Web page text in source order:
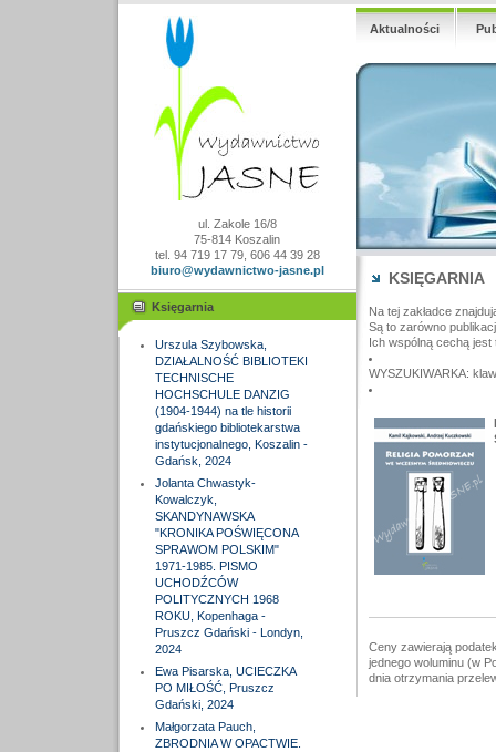
ul. Zakole 16/8
75-814 Koszalin
tel. 94 719 17 79, 606 44 39 28
biuro@wydawnictwo-jasne.pl
Księgarnia
Urszula Szybowska,
DZIAŁALNOŚĆ BIBLIOTEKI
TECHNISCHE
HOCHSCHULE DANZIG
(1904-1944) na tle historii
gdańskiego bibliotekarstwa
instytucjonalnego, Koszalin -
Gdańsk, 2024
Jolanta Chwastyk-
Kowalczyk,
SKANDYNAWSKA
"KRONIKA POŚWIĘCONA
SPRAWOM POLSKIM"
1971-1985. PISMO
UCHODŹCÓW
POLITYCZNYCH 1968
ROKU, Kopenhaga -
Pruszcz Gdański - Londyn,
2024
Ewa Pisarska, UCIECZKA
PO MIŁOŚĆ, Pruszcz
Gdański, 2024
Małgorzata Pauch,
ZBRODNIA W OPACTWIE.
Aktualności
KSIĘGARNIA
Na tej zakładce
Są to zarówno
Ich wspólną cechą
WYSZUKIWARKA:
Ceny zawierają
jednego woluminu (w
dnia otrzymania